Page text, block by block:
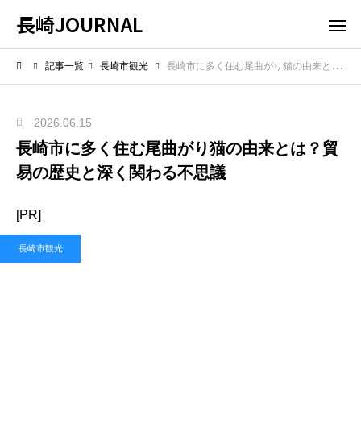
長崎JOURNAL
記事一覧 長崎市観光 長崎市に多く住む尾曲がり猫の由来とは？貿易の歴史と深く関わる不思議
2026.06.15
長崎市に多く住む尾曲がり猫の由来とは？貿
易の歴史と深く関わる不思議
[PR]
長崎市観光